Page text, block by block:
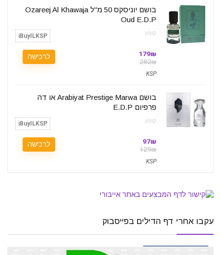
בושם יוניסקס 50 מ"ל Ozareej Al Khawaja
Oud E.D.P
קופון: iBuyILKSP
179₪
282₪
KSP
לרכישה
בושם Arabiyat Prestige Marwa או דה
פרפיום‏ E.D.P
קופון: iBuyILKSP
97₪
129₪
KSP
לרכישה
עקבו אחרי דף הדילים בפייסבוק